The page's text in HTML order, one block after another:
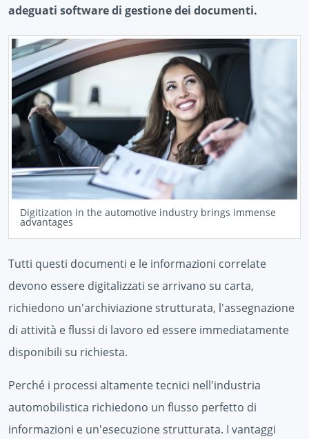
adeguati software di gestione dei documenti.
Digitization in the automotive industry brings immense
advantages
Tutti questi documenti e le informazioni correlate
devono essere digitalizzati se arrivano su carta,
richiedono un'archiviazione strutturata, l'assegnazione
di attività e flussi di lavoro ed essere immediatamente
disponibili su richiesta.
Perché i processi altamente tecnici nell'industria
automobilistica richiedono un flusso perfetto di
informazioni e un'esecuzione strutturata. I vantaggi